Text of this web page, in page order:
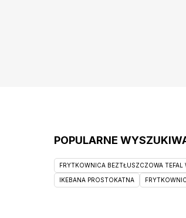
POPULARNE
FRYTKOWNICA BEZTŁUSZCZOWA TEFAL
IKEBANA PROSTOKATNA